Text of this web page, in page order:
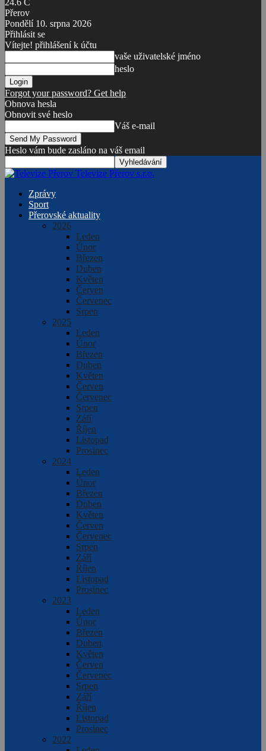
24.6 C
Přerov
Pondělí 10. srpna 2026
Přihlásit se
Vítejte! přihlášení k účtu
vaše uživatelské jméno
heslo
Forgot your password? Get help
Obnova hesla
Obnovit své heslo
Váš e-mail
Heslo vám bude zasláno na váš email
Televize Přerov s.r.o.
Zprávy
Sport
Přerovské aktuality
2026
Leden
Únor
Březen
Duben
Květen
Červen
Červenec
Srpen
2025
Leden
Únor
Březen
Duben
Květen
Červen
Červenec
Srpen
Září
Říjen
Listopad
Prosinec
2024
Leden
Únor
Březen
Duben
Květen
Červen
Červenec
Srpen
Září
Říjen
Listopad
Prosinec
2023
Leden
Únor
Březen
Duben
Květen
Červen
Červenec
Srpen
Září
Říjen
Listopad
Prosinec
2022